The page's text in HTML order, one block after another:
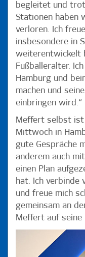
begleitet und
Stationen haben
verloren. Ich
insbesondere in
weiterentwickelt
Fußballeralter.
Hamburg und
machen und
einbringen wird.“
Meffert selbst ist
Mittwoch in
gute Gespräche
anderem auch
einen Plan
hat. Ich verbinde
und freue mich
gemeinsam an
Meffert auf seine